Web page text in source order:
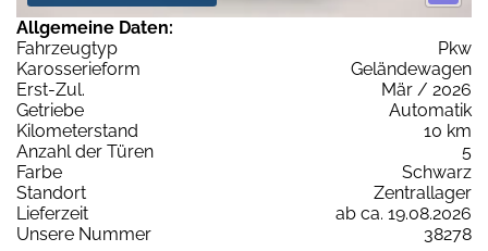
Allgemeine Daten:
Fahrzeugtyp
Pkw
Karosserieform
Geländewagen
Erst-Zul.
Mär / 2026
Getriebe
Automatik
Kilometerstand
10 km
Anzahl der Türen
5
Farbe
Schwarz
Standort
Zentrallager
Lieferzeit
ab ca. 19.08.2026
Unsere Nummer
38278